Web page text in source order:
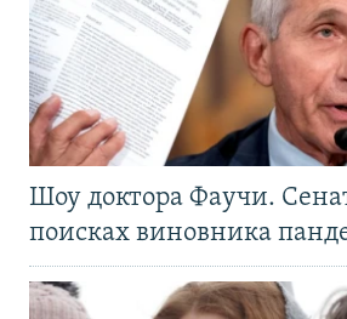
Шоу доктора Фаучи.
поисках виновника